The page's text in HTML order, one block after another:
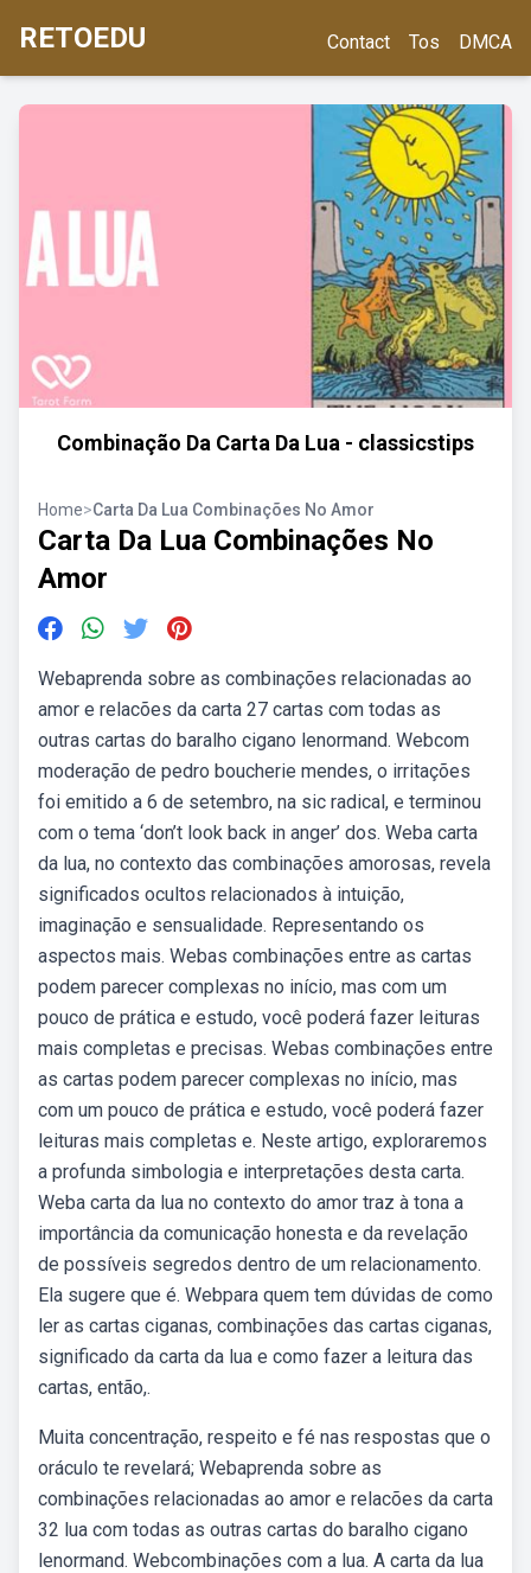
RETOEDU Contact Tos DMCA
Combinação Da Carta Da Lua - classicstips
Home>Carta Da Lua Combinações No Amor
Carta Da Lua Combinações No
Amor
Webaprenda sobre as combinações relacionadas ao
amor e relacões da carta 27 cartas com todas as
outras cartas do baralho cigano lenormand. Webcom
moderação de pedro boucherie mendes, o irritações
foi emitido a 6 de setembro, na sic radical, e terminou
com o tema ‘don’t look back in anger’ dos. Weba carta
da lua, no contexto das combinações amorosas, revela
significados ocultos relacionados à intuição,
imaginação e sensualidade. Representando os
aspectos mais. Webas combinações entre as cartas
podem parecer complexas no início, mas com um
pouco de prática e estudo, você poderá fazer leituras
mais completas e precisas. Webas combinações entre
as cartas podem parecer complexas no início, mas
com um pouco de prática e estudo, você poderá fazer
leituras mais completas e. Neste artigo, exploraremos
a profunda simbologia e interpretações desta carta.
Weba carta da lua no contexto do amor traz à tona a
importância da comunicação honesta e da revelação
de possíveis segredos dentro de um relacionamento.
Ela sugere que é. Webpara quem tem dúvidas de como
ler as cartas ciganas, combinações das cartas ciganas,
significado da carta da lua e como fazer a leitura das
cartas, então,.
Muita concentração, respeito e fé nas respostas que o
oráculo te revelará; Webaprenda sobre as
combinações relacionadas ao amor e relacões da carta
32 lua com todas as outras cartas do baralho cigano
lenormand. Webcombinações com a lua. A carta da lua